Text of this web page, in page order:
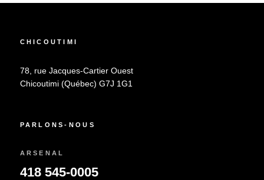
CHICOUTIMI
78, rue Jacques-Cartier Ouest
Chicoutimi (Québec) G7J 1G1
PARLONS-NOUS
ARSENAL
418 545-0005